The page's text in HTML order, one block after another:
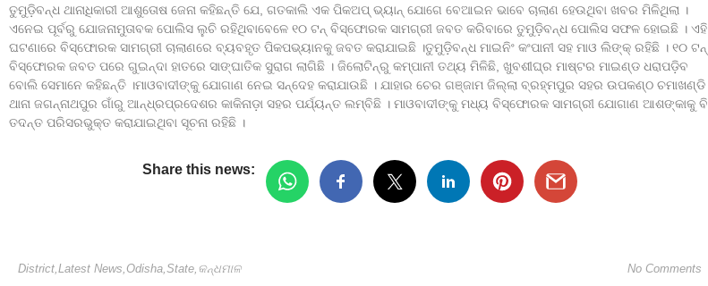
ତୁମୁଡ଼ିବନ୍ଧ ଥାନାଧିକାରୀ ଆଶୁତୋଷ ଜେନା କହିଛନ୍ତି ଯେ, ଗତକାଲି ଏକ ପିକଅପ୍‌ ଭ୍ୟାନ୍ ଯୋଗେ ବେଆଇନ ଭାବେ ଚାଲାଣ ହେଉଥିବା ଖବର ମିଳିଥିଲା ।
ଏନେଇ ପୂର୍ବରୁ ଯୋଜନାମୁତାବକ ପୋଲିସ ଲୁଚି ରହିଥିବାବେଳେ ୧୦ ଟନ୍ ବିସ୍ଫୋରକ ସାମଗ୍ରୀ ଜବତ କରିବାରେ ତୁମୁଡ଼ିବନ୍ଧ ପୋଲିସ ସଫଳ ହୋଇଛି । ଏହି
ଘଟଣାରେ ବିସ୍ଫୋରକ ସାମଗ୍ରୀ ଚାଲାଣରେ ବ୍ୟବହୃତ ପିକପଭ୍ୟାନକୁ ଜବତ କରାଯାଇଛି ।ତୁମୁଡ଼ିବନ୍ଧ ମାଇନିଂ କଂପାନୀ ସହ ମାଓ ଲିଙ୍କ୍ ରହିଛି । ୧୦ ଟନ୍
ବିସ୍ଫୋରକ ଜବତ ପରେ ଗୁଇନ୍ଦା ହାତରେ ସାଙ୍ଘାତିକ ସୁରାଗ ଲାଗିଛି । ଜିଲୋଟିନ୍‌ରୁ କମ୍ପାନୀ ତଥ୍ୟ ମିଳିଛି, ଖୁବଶୀଘ୍ର ମାଷ୍ଟର ମାଇଣ୍ଡ ଧରାପଡ଼ିବ
ବୋଲି ସେମାନେ କହିଛନ୍ତି ।ମାଓବାଦୀଙ୍କୁ ଯୋଗାଣ ନେଇ ସନ୍ଦେହ କରାଯାଉଛି । ଯାହାର ଚେର ଗଞ୍ଜାମ ଜିଲ୍ଲା ବ୍ରହ୍ମପୁର ସହର ଉପକଣ୍ଠ ଚମାଖଣ୍ଡି
ଥାନା ଜଗନ୍ନାଥପୁର ଗାଁରୁ ଆନ୍ଧ୍ରପ୍ରଦେଶର କାକିନାଡ଼ା ସହର ପର୍ଯ୍ୟନ୍ତ ଲମ୍ବିଛି । ମାଓବାଦୀଙ୍କୁ ମଧ୍ୟ ବିସ୍ଫୋରକ ସାମଗ୍ରୀ ଯୋଗାଣ ଆଶଙ୍କାକୁ ବି
ତଦନ୍ତ ପରିସରଭୁକ୍ତ କରାଯାଇଥିବା ସୂଚନା ରହିଛି ।
Share this news:
District Latest News Odisha State କନ୍ଧମାଳ No Comments